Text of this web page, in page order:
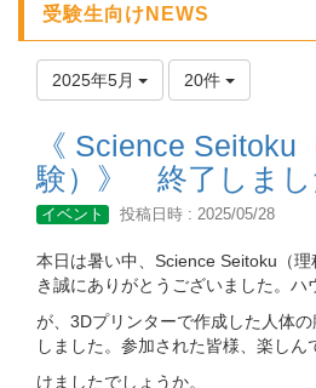
受験生向けNEWS
2025年5月 20件
《 Science Seitoku
験）》 終了しまし
イベント 投稿日時 : 2025/05/28
本日は暑い中、Science Seitoku（
き誠にありがとうございました。ハ
が、3Dプリンターで作成した人体
しました。参加された皆様、楽しん
けましたでしょうか。